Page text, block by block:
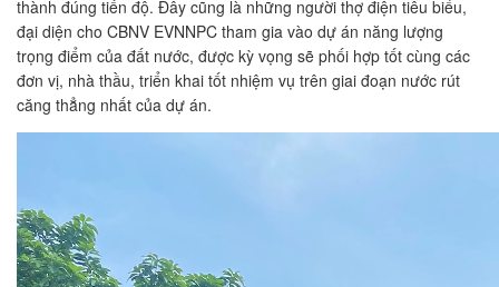
thành đúng tiến độ. Đây cũng là những người thợ điện tiêu biểu,
đại diện cho CBNV EVNNPC tham gia vào dự án năng lượng
trọng điểm của đất nước, được kỳ vọng sẽ phối hợp tốt cùng các
đơn vị, nhà thầu, triển khai tốt nhiệm vụ trên giai đoạn nước rút
căng thẳng nhất của dự án.